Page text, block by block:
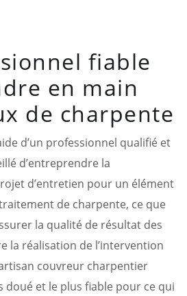
fiable
en main
de charpente
d’un professionnel qualifié et
d’entreprendre la
d’entretien pour un élément
de charpente, ce que
la qualité de résultat des
la réalisation de l’intervention
couvreur charpentier
doué et le plus fiable pour ce qui